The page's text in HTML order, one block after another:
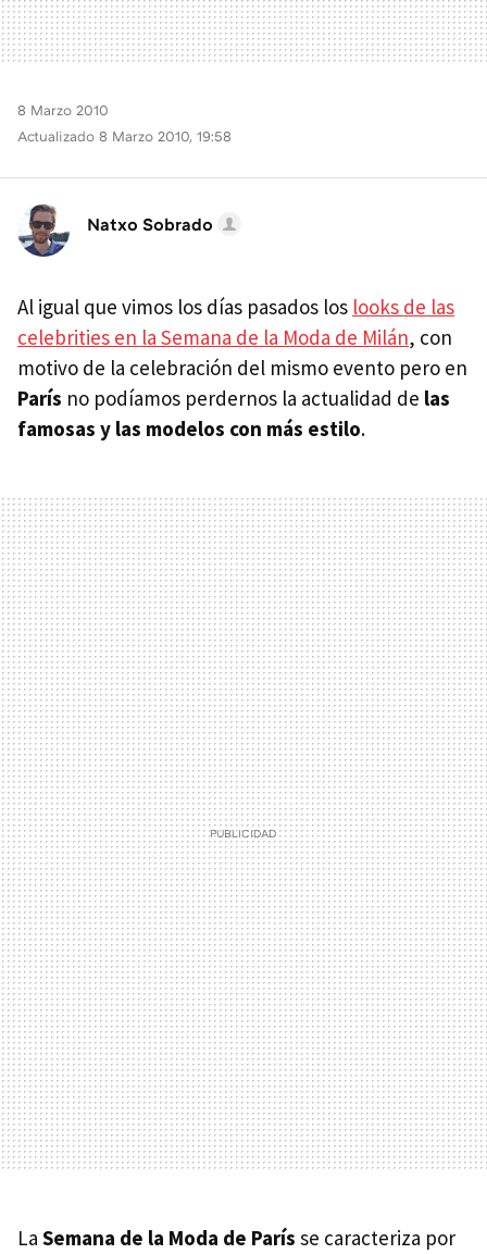
8 Marzo 2010
Actualizado 8 Marzo 2010, 19:58
Natxo Sobrado
Al igual que vimos los días pasados los looks de las
celebrities en la Semana de la Moda de Milán, con
motivo de la celebración del mismo evento pero en
París no podíamos perdernos la actualidad de las
famosas y las modelos con más estilo.
La Semana de la Moda de París se caracteriza por